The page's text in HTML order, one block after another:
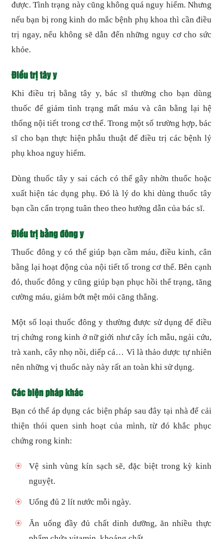
được. Tình trạng này cũng không quá nguy hiểm. Nhưng
nếu bạn bị rong kinh do mắc bệnh phụ khoa thì cần điều
trị ngay, nếu không sẽ dẫn đến những nguy cơ cho sức
khỏe.
Điều trị tây y
Khi điều trị bằng tây y, bác sĩ thường cho bạn dùng
thuốc để giảm tình trạng mất máu và cân bằng lại hệ
thống nội tiết trong cơ thể. Trong một số trường hợp, bác
sĩ cho bạn thực hiện phẫu thuật để điều trị các bệnh lý
phụ khoa nguy hiểm.
Dùng thuốc tây y sai cách có thể gây nhờn thuốc hoặc
xuất hiện tác dụng phụ. Đó là lý do khi dùng thuốc tây
bạn cần cẩn trọng tuân theo theo hướng dẫn của bác sĩ.
Điều trị bằng đông y
Thuốc đông y có thể giúp bạn cầm máu, điều kinh, cân
bằng lại hoạt động của nội tiết tố trong cơ thể. Bên cạnh
đó, thuốc đông y cũng giúp bạn phục hồi thể trạng, tăng
cường máu, giảm bớt mệt mỏi căng thẳng.
Một số loại thuốc đông y thường được sử dụng để điều
trị chứng rong kinh ở nữ giới như cây ích mẫu, ngải cứu,
trà xanh, cây nhọ nồi, diếp cá… Vì là thảo dược tự nhiên
nên những vị thuốc này này rất an toàn khi sử dụng.
Các biện pháp khác
Bạn có thể áp dụng các biện pháp sau đây tại nhà để cải
thiện thói quen sinh hoạt của mình, từ đó khắc phục
chứng rong kinh:
Vệ sinh vùng kín sạch sẽ, đặc biệt trong kỳ kinh
nguyệt.
Uống đủ 2 lít nước mỗi ngày.
Ăn uống đầy đủ chất dinh dưỡng, ăn nhiều thực